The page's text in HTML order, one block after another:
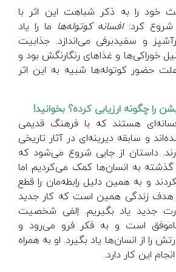
خود را به ذکر شباهت این اثر با
شروع کرد:افسانه کوتوله‌ها ما را یاد
و سفیدبرفی می‌اندازد. جذابیت
خوراکی‌ها و غذاهای رنگارنگش بود و
حضور کوتوله‌ها شبیه به این اثر
را چگونه ارزیابی کرده؟ بخوانید!
هستند که با فرهنگ قدیمی
و سابقه دیرینه‌ای در آثار تاریخی
داستان از جایی شروع می‌شود که
به انسان‌ها کمک می‌کردیم اما
و به همین دلیل رابطه‌مان را قطع
هدف زندگی همین است که کار جدید
جدید یاد بگیریم. اِلفی شخصیت
است و به فکر فرو می‌رود و
را از انسان‌ها یاد بگیرد. او به همراه
این کار دارد.